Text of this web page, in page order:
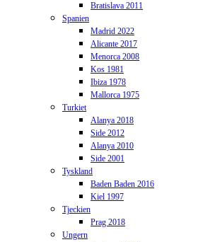
Bratislava 2011
Spanien
Madrid 2022
Alicante 2017
Menorca 2008
Kos 1981
Ibiza 1978
Mallorca 1975
Turkiet
Alanya 2018
Side 2012
Alanya 2010
Side 2001
Tyskland
Baden Baden 2016
Kiel 1997
Tjeckien
Prag 2018
Ungern